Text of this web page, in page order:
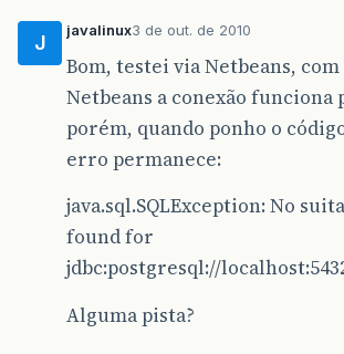
J
javalinux3 de out. de 2010
Bom, testei via Netbeans, com
Netbeans a conexão
porém, quando ponho o
erro permanece:
java.sql.SQLException: No
found for
jdbc:postgresql://
Alguma pista?